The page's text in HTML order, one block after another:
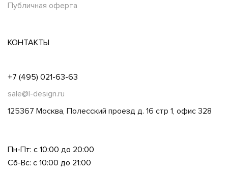
Публичная оферта
КОНТАКТЫ
+7 (495) 021-63-63
sale@l-design.ru
125367 Москва, Полесский проезд д. 16 стр 1, офис 328
Пн-Пт: с 10:00 до 20:00
Сб-Вс: с 10:00 до 21:00